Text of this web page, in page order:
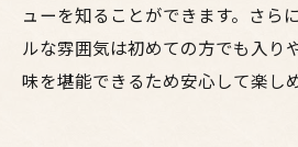
梅田で人気の地鶏焼鳥
大阪の鳥料理専門店で
ューを知ることができます。さら
ルな雰囲気は初めての方でも入り
味を堪能できるため安心して楽しめ